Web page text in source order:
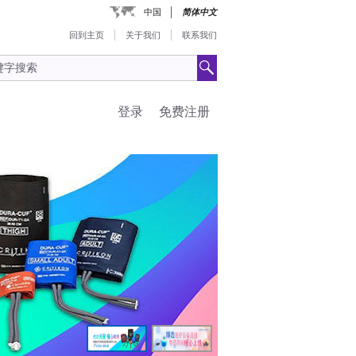
中国 简体中文
回到主页 关于我们 联系我们
免费注册
登录